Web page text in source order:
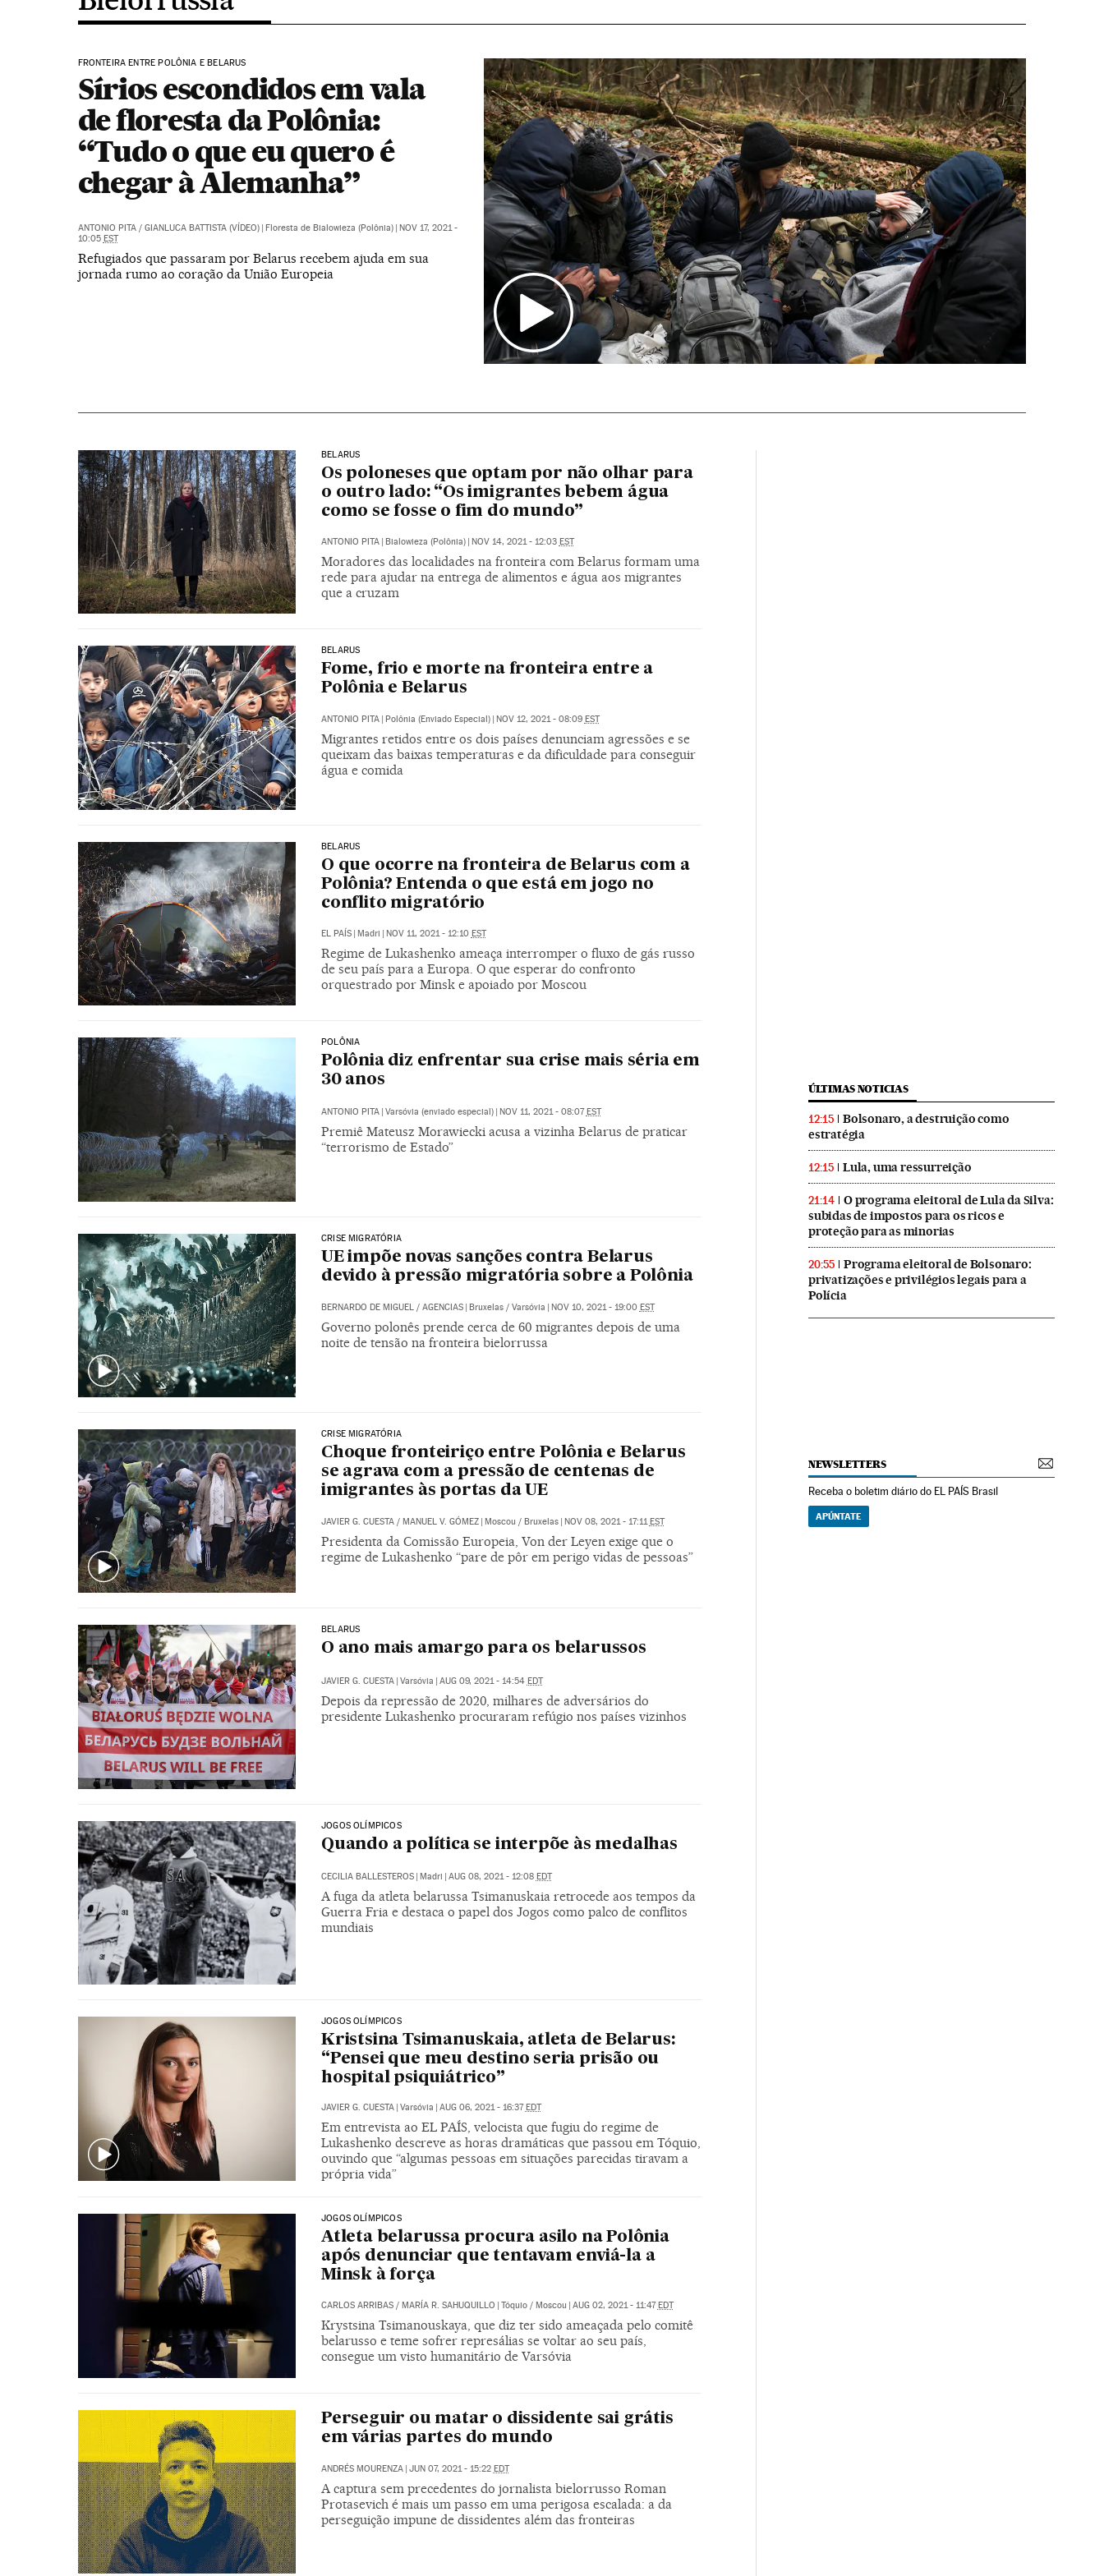
FRONTEIRA ENTRE POLÔNIA E BELARUS
Sírios escondidos em vala
de floresta da Polônia:
“Tudo o que eu quero é
chegar à Alemanha”
ANTONIO PITA/ GIANLUCA BATTISTA (VÍDEO) | Floresta de Bialowieza (Polônia) | NOV 17, 2021 -
10:05 EST
Refugiados que passaram por Belarus recebem ajuda em sua
jornada rumo ao coração da União Europeia
BELARUS
Os poloneses que optam por não olhar para
o outro lado: “Os imigrantes bebem água
como se fosse o fim do mundo”
ANTONIO PITA | Bialowieza (Polônia) | NOV 14, 2021 - 12:03 EST
Moradores das localidades na fronteira com Belarus formam uma
rede para ajudar na entrega de alimentos e água aos migrantes
que a cruzam
BELARUS
Fome, frio e morte na fronteira entre a
Polônia e Belarus
ANTONIO PITA Polônia (Enviado Especial) NOV 12, 2021 - 08:09 EST
Migrantes retidos entre os dois países denunciam agressões e se
queixam das baixas temperaturas e da dificuldade para conseguir
água e comida
BELARUS
O que ocorre na fronteira de Belarus com a
Polônia? Entenda o que está em jogo no
conflito migratório
EL PAÍS | Madri | NOV 11, 2021 - 12:10 EST
Regime de Lukashenko ameaça interromper o fluxo de gás russo
de seu país para a Europa. O que esperar do confronto
orquestrado por Minsk e apoiado por Moscou
POLÔNIA
Polônia diz enfrentar sua crise mais séria em
30 anos
ANTONIO PITA | Varsóvia (enviado especial) | NOV 11, 2021 - 08:07EST
Premiê Mateusz Morawiecki acusa a vizinha Belarus de praticar
“terrorismo de Estado”
CRISE MIGRATÓRIA
UE impõe novas sanções contra Belarus
devido à pressão migratória sobre a Polônia
BERNARDO DE MIGUEL/ AGENCIAS Bruxelas / Varsóvia NOV 10, 2021 - 19:00 EST
Governo polonês prende cerca de 60 migrantes depois de uma
noite de tensão na fronteira bielorrussa
CRISE MIGRATÓRIA
Choque fronteiriço entre Polônia e Belarus
se agrava com a pressão de centenas de
imigrantes às portas da UE
JAVIER G. CUESTA/ MANUEL V. GÓMEZ | Moscou / Bruxelas | NOV 08, 2021 - 17:11EST
Presidenta da Comissão Europeia, Von der Leyen exige que o
regime de Lukashenko “pare de pôr em perigo vidas de pessoas”
BELARUS
O ano mais amargo para os belarussos
JAVIER G. CUESTA Varsóvia AUG 09, 2021 - 14:54 EDT
Depois da repressão de 2020, milhares de adversários do
presidente Lukashenko procuraram refúgio nos países vizinhos
JOGOS OLÍMPICOS
Quando a política se interpõe às medalhas
CECILIA BALLESTEROS | Madri | AUG 08, 2021 - 12:08 EDT
A fuga da atleta belarussa Tsimanuskaia retrocede aos tempos da
Guerra Fria e destaca o papel dos Jogos como palco de conflitos
mundiais
JOGOS OLÍMPICOS
Kristsina Tsimanuskaia, atleta de Belarus:
“Pensei que meu destino seria prisão ou
hospital psiquiátrico”
JAVIER G. CUESTA Varsóvia AUG 06, 2021 - 16:37 EDT
Em entrevista ao EL PAÍS, velocista que fugiu do regime de
Lukashenko descreve as horas dramáticas que passou em Tóquio,
ouvindo que “algumas pessoas em situações parecidas tiravam a
própria vida”
JOGOS OLÍMPICOS
Atleta belarussa procura asilo na Polônia
após denunciar que tentavam enviá-la a
Minsk à força
CARLOS ARRIBAS/ MARÍA R. SAHUQUILLO Tóquio / Moscou AUG 02, 2021 - 11:47 EDT
Krystsina Tsimanouskaya, que diz ter sido ameaçada pelo comitê
belarusso e teme sofrer represálias se voltar ao seu país,
consegue um visto humanitário de Varsóvia
Perseguir ou matar o dissidente sai grátis
em várias partes do mundo
ANDRÉS MOURENZA JUN 07, 2021 - 15:22 EDT
A captura sem precedentes do jornalista bielorrusso Roman
Protasevich é mais um passo em uma perigosa escalada: a da
perseguição impune de dissidentes além das fronteiras
ÚLTIMAS NOTICIAS
12:15
Bolsonaro, a destruição como
estratégia
12:15 Lula, uma ressurreição
21:14
O programa eleitoral de Lula da Silva:
subidas de impostos para os ricos e
proteção para as minorias
20:55
Programa eleitoral de Bolsonaro:
privatizações e privilégios legais para a
Polícia
NEWSLETTERS
Receba o boletim diário do EL PAÍS Brasil
APÚNTATE